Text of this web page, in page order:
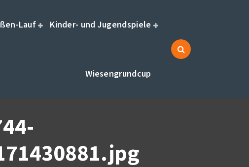
Lauf Kinder- und Jugendspiele
Wiesengrundcup